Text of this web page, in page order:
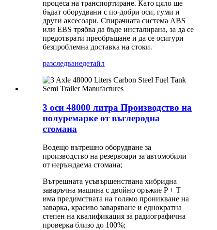
процеса на транспортиране. Като цяло ще
бъдат оборудвани с по-добри оси, гуми и
други аксесоари. Спирачната система ABS
или EBS трябва да бъде инсталирана, за да се
предотврати преобръщане и да се осигури
безпроблемна доставка на стоки.
разследванедетайл
3 оси 48000 литра Производство на
полуремарке от въглеродна
стомана
Водещо вътрешно оборудване за
производство на резервоари за автомобили
от неръждаема стомана;
Вътрешната усъвършенствана хибридна
заваръчна машина с двойно оръжие P + T
има предимствата на голямо проникване на
заварка, красиво заваряване и еднократна
степен на квалификация за радиографична
проверка близо до 100%;